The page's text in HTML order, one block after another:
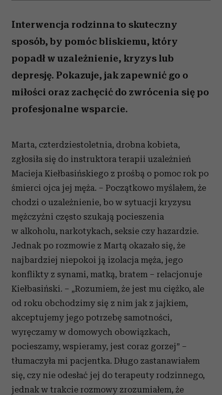
Interwencja rodzinna to skuteczny
sposób, by pomóc bliskiemu, który
popadł w uzależnienie, kryzys lub
depresję. Pokazuje, jak zapewnić go o
miłości oraz zachęcić do zwrócenia się po
profesjonalne wsparcie.
Marta, czterdziestoletnia, drobna kobieta,
zgłosiła się do instruktora terapii uzależnień
Macieja Kiełbasińskiego z prośbą o pomoc rok po
śmierci ojca jej męża. – Początkowo myślałem, że
chodzi o uzależnienie, bo w sytuacji kryzysu
mężczyźni często szukają pocieszenia
w alkoholu, narkotykach, seksie czy hazardzie.
Jednak po rozmowie z Martą okazało się, że
najbardziej niepokoi ją izolacja męża, jego
konflikty z synami, matką, bratem – relacjonuje
Kiełbasiński. – „Rozumiem, że jest mu ciężko, ale
od roku obchodzimy się z nim jak z jajkiem,
akceptujemy jego potrzebę samotności,
wyręczamy w domowych obowiązkach,
pocieszamy, wspieramy, jest coraz gorzej” –
tłumaczyła mi pacjentka. Długo zastanawiałem
się, czy nie odesłać jej do terapeuty rodzinnego,
jednak w trakcie rozmowy zrozumiałem, że